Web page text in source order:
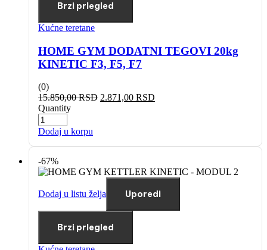
Brzi prlegled
Kućne teretane
HOME GYM DODATNI TEGOVI 20kg
KINETIC F3, F5, F7
(0)
15.850,00RSD 2.871,00 RSD
Quantity
Dodaj u korpu
-67%
Dodaj u listu želja Uporedi
Brzi prlegled